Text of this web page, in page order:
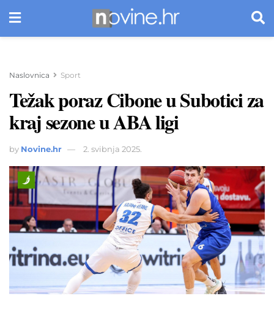
Naslovnica Sport
Težak poraz Cibone u Subotici za
kraj sezone u ABA ligi
by Novine.hr 2. svibnja 2025.